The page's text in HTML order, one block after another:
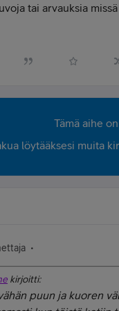
tai arvauksia
Tämä aihe
löytääksesi muita
kirjoitti:
puun ja kuoren